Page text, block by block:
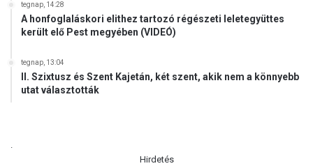
tegnap, 14:28
A honfoglaláskori elithez tartozó régészeti leletegyüttes
került elő Pest megyében (VIDEÓ)
tegnap, 13:04
II. Szixtusz és Szent Kajetán, két szent, akik nem a könnyebb
utat választották
.
Hirdetés